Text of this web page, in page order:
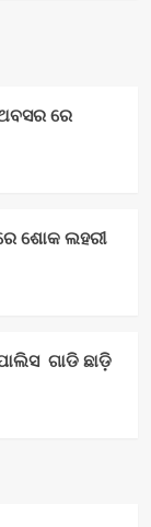
ରେ
ଶୋକ ଲହରୀ
ଗାଡି ଛାଡ଼ି